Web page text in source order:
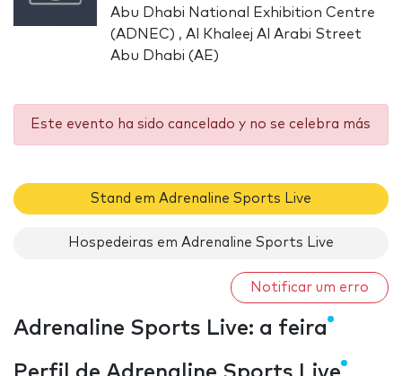
Abu Dhabi National Exhibition Centre
(ADNEC) , Al Khaleej Al Arabi Street
Abu Dhabi (AE)
Este evento ha sido cancelado y no se celebra más
Stand em Adrenaline Sports Live
Hospedeiras em Adrenaline Sports Live
Notificar um erro
Adrenaline Sports Live: a feira